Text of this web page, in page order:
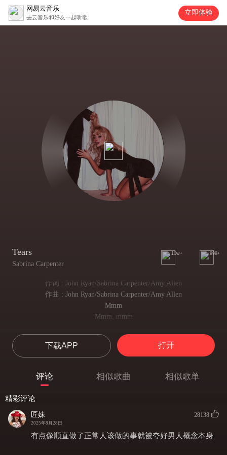
网易云音乐
去云音乐和好友一起听歌
立即体验
Tears
Sabrina Carpenter
10w+ 999+
作词 : John Ryan/Sabrina Carpenter/Amy Allen
作曲 : John Ryan/Sabrina Carpenter/Amy Allen
Mmm
Mmm, mmm
I get wet at the thought of you (Uh-huh)
一想到你竟是如此可靠
Being a responsible guy
我便情不自禁湿了眼眶
Treating me like you're supposed to do (Uh-huh)
A little initiative can go a very long, long way
主动一点 就能让感情迅速升温
下载APP 打开
评论 相似歌曲 相似歌单
精彩评论
匠妹
2025年8月28日
28138
有点像顺直做了正常人该做的事就被夸好男人概念本身